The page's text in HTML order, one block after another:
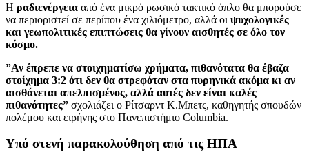
Η ραδιενέργεια από ένα μικρό ρωσικό τακτικό όπλο θα μπορούσε
να περιοριστεί σε περίπου ένα χιλιόμετρο, αλλά οι ψυχολογικές
και γεωπολιτικές επιπτώσεις θα γίνουν αισθητές σε όλο τον
κόσμο.
”Αν έπρεπε να στοιχηματίσω χρήματα, πιθανότατα θα έβαζα
στοίχημα 3:2 ότι δεν θα στρεφόταν στα πυρηνικά ακόμα κι αν
αισθάνεται απελπισμένος, αλλά αυτές δεν είναι καλές
πιθανότητες” σχολιάζει ο Ρίτσαρντ Κ.Μπετς, καθηγητής σπουδών
πολέμου και ειρήνης στο Πανεπιστήμιο Columbia.
Υπό στενή παρακολούθηση από τις ΗΠΑ